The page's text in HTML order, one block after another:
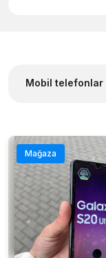
Mobil telefonlar
Mağaza